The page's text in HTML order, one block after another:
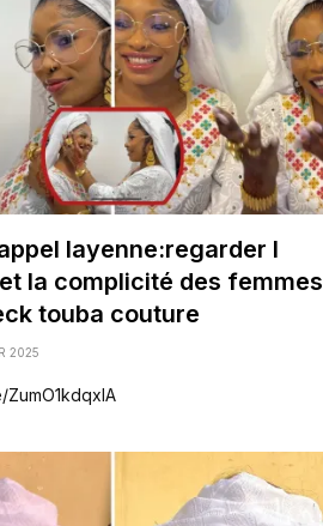
layenne:regarder l
la complicité des femmes
touba couture
2025